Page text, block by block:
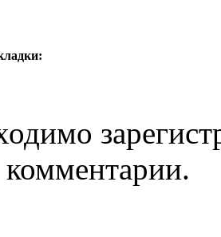
комментарии.